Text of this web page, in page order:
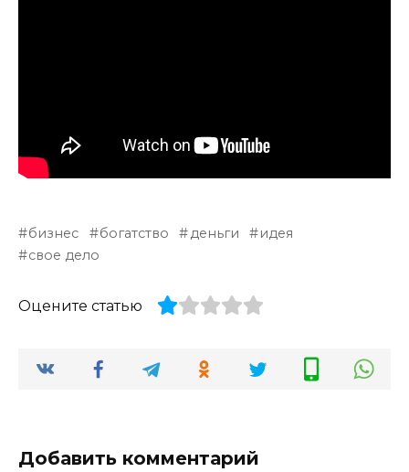
бизнес богатство деньги
идея
свое дело
Оцените статью
Добавить комментарий